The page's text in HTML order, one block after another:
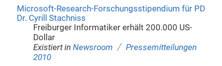
Microsoft-Research-Forschungsstipendium für PD
Dr. Cyrill Stachniss
Freiburger Informatiker erhält 200.000 US-
Dollar
Existiert in Newsroom / Pressemitteilungen
2010